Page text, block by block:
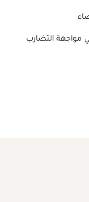
مواجهة التضارب